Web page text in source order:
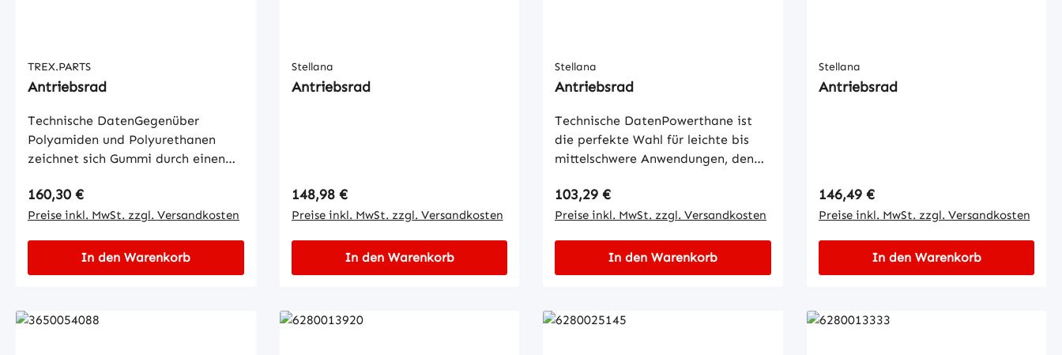
TREX.PARTS
Antriebsrad
Technische DatenGegenüber
Polyamiden und Polyurethanen
zeichnet sich Gummi durch einen
besonders bodenschonend.
Aufgrund unterschiedlicher
Radkörpermaterialien lassen sich
Gummi-Räder für vielfältige
Transport verwenden.
Regulärer Preis:
160,30 €
Preise inkl. MwSt. zzgl. Versandkosten
In den Warenkorb
Stellana
Antriebsrad
Regulärer Preis:
148,98 €
Preise inkl. MwSt. zzgl. Versandkosten
In den Warenkorb
Stellana
Antriebsrad
Technische DatenPowerthane ist
die perfekte Wahl für leichte bis
mittelschwere Anwendungen, denn
ohne Kompromisse bei
dynamischen Eigenschaften.
Lärmempfindliche Umgebung,
Ruhigere Fahrt, Gute Tragfähigkeit
Regulärer Preis:
103,29 €
Preise inkl. MwSt. zzgl. Versandkosten
In den Warenkorb
Stellana
Antriebsrad
Regulärer Preis:
146,49 €
Preise inkl. MwSt. zzgl. Versandkosten
In den Warenkorb